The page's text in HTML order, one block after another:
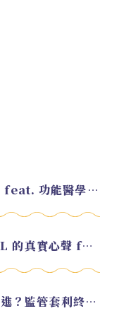
EP.220 好久不見！2026 試錄集 feat. 功能醫學營養師 美寶
EP.219 從銀行高管轉職幣圈 KOL 的真實心聲 feat.龜大
EP.217 美元穩定幣未來會如何演進？監管套利終將收斂？feat. 研究員 余哲安